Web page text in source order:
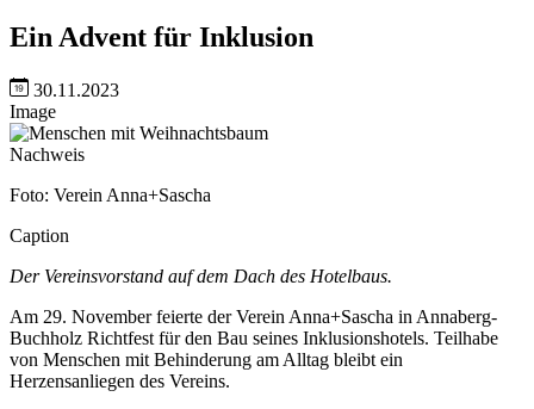
Ein Advent für Inklusion
30.11.2023
Image
Nachweis
Foto: Verein Anna+Sascha
Caption
Der Vereinsvorstand auf dem Dach des Hotelbaus.
Am 29. November feierte der Verein Anna+Sascha in Annaberg-
Buchholz Richtfest für den Bau seines Inklusionshotels. Teilhabe
von Menschen mit Behinderung am Alltag bleibt ein
Herzensanliegen des Vereins.